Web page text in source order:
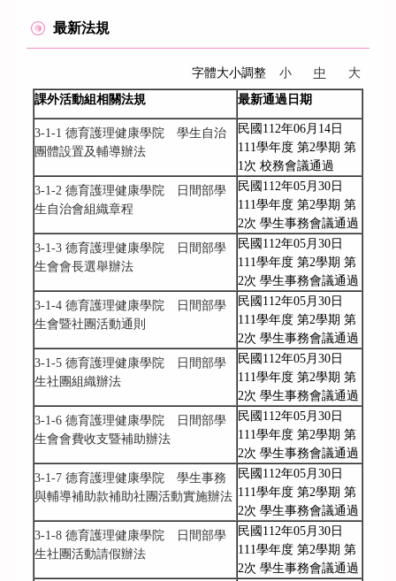
最新法規
字體大小調整 小 中
大
課外活動組相關法規
最新通過日期
3-1-1 德育護理健康學院 學生自治
團體設置及輔導辦法
民國112年06月14日
111學年度 第2學期 第
1次 校務會議通過
3-1-2 德育護理健康學院 日間部學
生自治會組織章程
民國112年05月30日
111學年度 第2學期 第
2次 學生事務會議通過
3-1-3 德育護理健康學院 日間部學
生會會長選舉辦法
民國112年05月30日
111學年度 第2學期 第
2次 學生事務會議通過
3-1-4 德育護理健康學院 日間部學
生會暨社團活動通則
民國112年05月30日
111學年度 第2學期 第
2次 學生事務會議通過
3-1-5 德育護理健康學院 日間部學
生社團組織辦法
民國112年05月30日
111學年度 第2學期 第
2次 學生事務會議通過
3-1-6 德育護理健康學院 日間部學
生會會費收支暨補助辦法
民國112年05月30日
111學年度 第2學期 第
2次 學生事務會議通過
3-1-7 德育護理健康學院 學生事務
與輔導補助款補助社團活動實施辦法
民國112年05月30日
111學年度 第2學期 第
2次 學生事務會議通過
3-1-8 德育護理健康學院 日間部學
生社團活動請假辦法
民國112年05月30日
111學年度 第2學期 第
2次 學生事務會議通過